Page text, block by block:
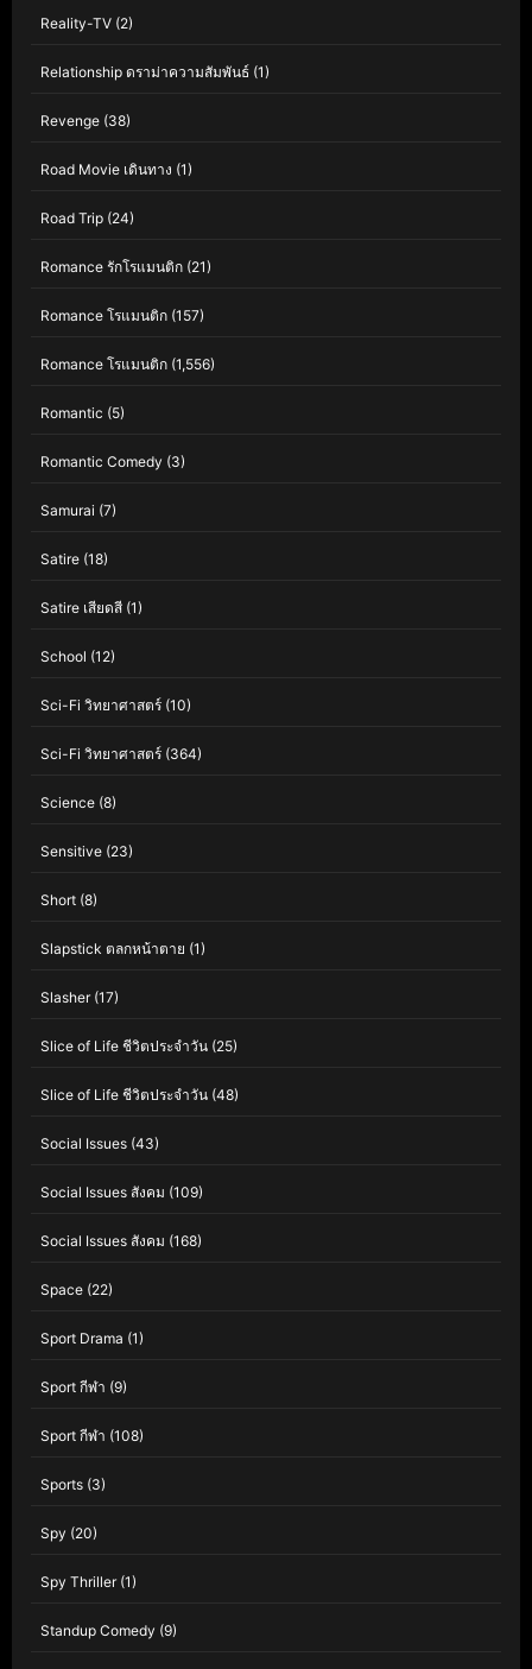
Reality-TV (2)
Relationship ดราม่าความสัมพันธ์ (1)
Revenge (38)
Road Movie เดินทาง (1)
Road Trip (24)
Romance รักโรแมนติก (21)
Romance โรแมนติก (157)
Romance โรแมนติก (1,556)
Romantic (5)
Romantic Comedy (3)
Samurai (7)
Satire (18)
Satire เสียดสี (1)
School (12)
Sci-Fi วิทยาศาสตร์ (10)
Sci-Fi วิทยาศาสตร์ (364)
Science (8)
Sensitive (23)
Short (8)
Slapstick ตลกหน้าตาย (1)
Slasher(17)
Slice of Life ชีวิตประจำวัน (25)
Slice of Life ชีวิตประจำวัน (48)
Social Issues (43)
Social Issues สังคม (109)
Social Issues สังคม (168)
Space (22)
Sport Drama (1)
Sport กีฬา (9)
Sport กีฬา (108)
Sports (3)
Spy (20)
Spy Thriller(1)
Standup Comedy (9)